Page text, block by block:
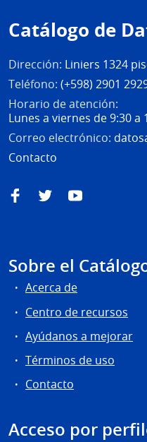
de
página
Catálogo de
Dirección: Liniers 1324
Teléfono: (+598) 2901
Horario de atención:
Lunes a viernes de 9:30 a
Correo electrónico:
Contacto
FacebookTwitterYouTube
Sobre el
Acerca de
Centro de recursos
Ayúdanos a mejorar
Términos de uso
Contacto
Acceso por